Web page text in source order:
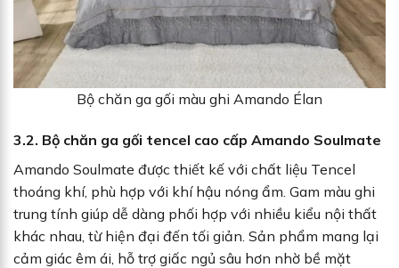
Bộ chăn ga gối màu ghi Amando Élan
3.2. Bộ chăn ga gối tencel cao cấp Amando Soulmate
Amando Soulmate được thiết kế với chất liệu Tencel
thoáng khí, phù hợp với khí hậu nóng ẩm. Gam màu ghi
trung tính giúp dễ dàng phối hợp với nhiều kiểu nội thất
khác nhau, từ hiện đại đến tối giản. Sản phẩm mang lại
cảm giác êm ái, hỗ trợ giấc ngủ sâu hơn nhờ bề mặt